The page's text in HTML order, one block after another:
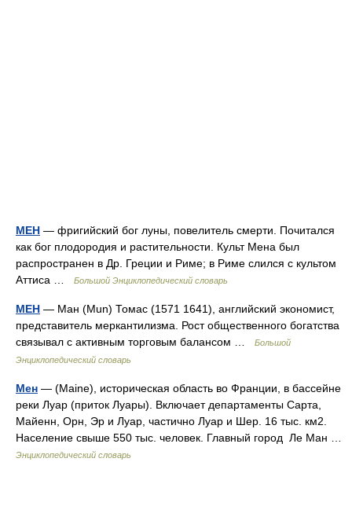
МЕН — фригийский бог луны, повелитель смерти. Почитался
как бог плодородия и растительности. Культ Мена был
распространен в Др. Греции и Риме; в Риме слился с культом
Аттиса …
Большой Энциклопедический словарь
МЕН — Ман (Mun) Томас (1571 1641), английский экономист,
представитель меркантилизма. Рост общественного богатства
связывал с активным торговым балансом …
Большой
Энциклопедический словарь
Мен — (Maine), историческая область во Франции, в бассейне
реки Луар (приток Луары). Включает департаменты Сарта,
Майенн, Орн, Эр и Луар, частично Луар и Шер. 16 тыс. км2.
Население свыше 550 тыс. человек. Главный город Ле Ман …
Энциклопедический словарь